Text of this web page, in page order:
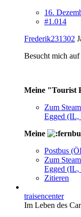
16.
#1.014
Frederik231302
Besucht mich
Meine "Tourist
Zum
Egged
Meine
Postbus
Zum
Egged
Zitieren
traisencenter
Im Leben des